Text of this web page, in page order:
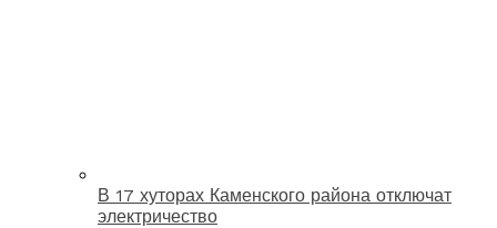
В 17 хуторах Каменского района отключат
электричество